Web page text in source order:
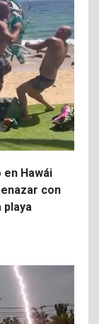
Hawái
con
playa